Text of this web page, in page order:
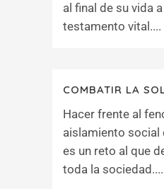
al final de su vida
testamento vital....
COMBATIR LA
Hacer frente al
aislamiento social
es un reto al que
toda la sociedad....